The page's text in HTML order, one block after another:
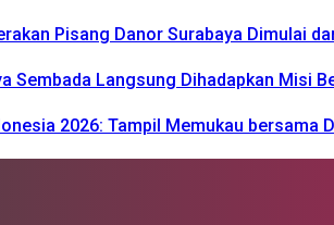
Pisang Danor Surabaya Dimulai
Sembada Langsung Dihadapkan Misi
2026: Tampil Memukau bersama